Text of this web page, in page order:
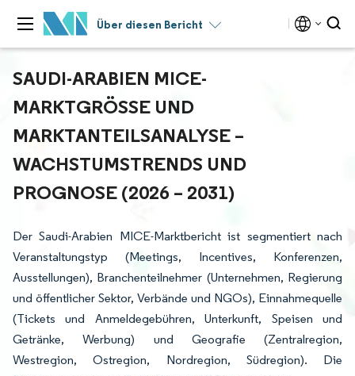
Über diesen Bericht
SAUDI-ARABIEN MICE-
MARKTGRÖSSE UND M
ARKTANTEILSANALYSE – W
ACHSTUMSTRENDS UND P
ROGNOSE (2026 – 2031)
Der Saudi-Arabien MICE-Marktbericht ist segmentiert nach
Veranstaltungstyp (Meetings, Incentives, Konferenzen,
Ausstellungen), Branchenteilnehmer (Unternehmen, Regierung
und öffentlicher Sektor, Verbände und NGOs), Einnahmequelle
(Tickets und Anmeldegebühren, Unterkunft, Speisen und
Getränke, Werbung) und Geografie (Zentralregion,
Westregion, Ostregion, Nordregion, Südregion). Die